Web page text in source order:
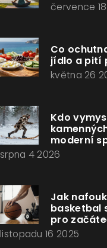
července
Co
jídlo a pití
května 26
Kdo
moderní
srpna 4 2026
Jak
basketbal
pro
listopadu 16 2025